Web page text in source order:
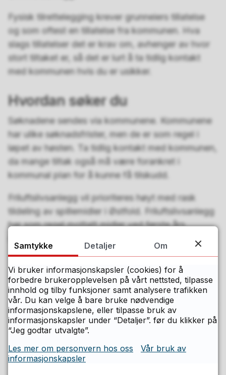
Fysisk tilrettelegging krever grunneiers tillatelse
og som oftest en tillatelse fra kommunen. Hva
slags tillatelser det er krav om, avhenger av hvor
stort tiltaket er, så det er lurt å ta tidlig kontakt
med kommunen hvis du er usikker.
Hvordan søker du
Søknadene sendes via kommunene. Kommunene
har ulike søknadsfrister, men de er som regel i
løpet av høsten. Ta tidlig kontakt med kommunen,
da mange tiltak også må være forankret i
kommunal plan for å kunne få tilskudd.
Friluftslivsanlegg vil prioriteres høyt med rask
tildeling av spillemidler i Østfold. Friluftslivsanlegg
har som regel mottatt midler ved første års
friluftsliv og fysisk aktivitet
Sist endret 19.12.2023 21.42
Fant du det du lette etter på denne
Samtykke Detaljer Om
Vi bruker informasjonskapsler (cookies) for å
forbedre brukeropplevelsen på vårt nettsted, tilpasse
innhold og tilby funksjoner samt analysere trafikken
vår. Du kan velge å bare bruke nødvendige
informasjonskapslene, eller tilpasse bruk av
informasjonskapsler under “Detaljer”. før du klikker på
“Jeg godtar utvalgte”.
Les mer om personvern hos oss
Vår bruk av
informasjonskapsler